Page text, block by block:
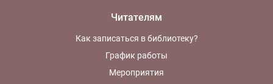
Читателям
Как записаться в библиотеку?
График работы
Мероприятия